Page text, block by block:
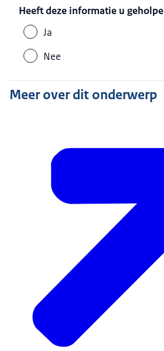
Heeft deze informatie u
Ja
Nee
Meer over dit onderwerp